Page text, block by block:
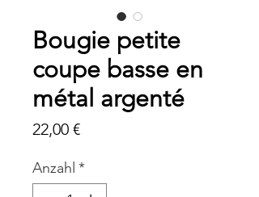
Bougie petite
coupe basse en
métal argenté
22,00 €Preis
Anzahl *